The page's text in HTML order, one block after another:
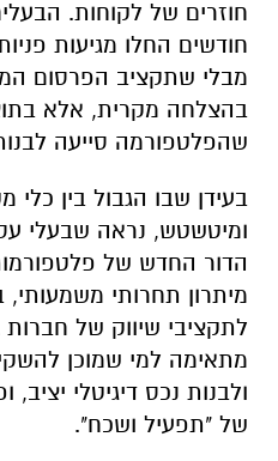
חוזרים של לקוחות.
חודשים החלו מגיעות
מבלי שתקציב הפרסום
בהצלחה מקרית, אלא
שהפלטפורמה סייעה
בעידן שבו הגבול בין כלי
ומיטשטש, נראה שבעלי
הדור החדש של
מיתרון תחרותי
לתקציבי שיווק של חברות
מתאימה למי שמוכן
ולבנות נכס דיגיטלי
של "תפעיל ושכח".